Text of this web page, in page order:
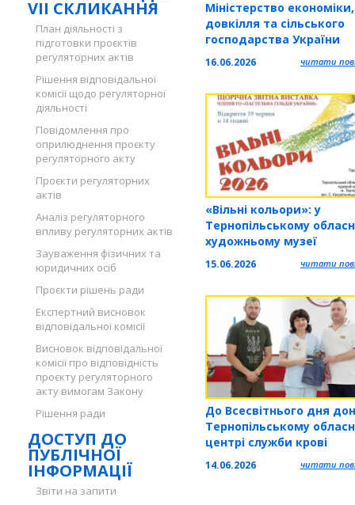
VII СКЛИКАННЯ
План діяльності з
підготовки проєктів
регуляторних актів
Рішення відповідальної
комісії щодо регуляторної
діяльності
Повідомлення про
оприлюднення проєкту
регуляторного акту
Проєкти регуляторних
актів
Аналіз регуляторного
впливу регуляторних актів
Зауваження фізичних та
юридичних осіб
Проєкти рішень ради
Експертний висновок
відповідальної комісії
Висновок відповідальної
комісії про відповідність
проєкту регуляторного
акту вимогам Закону
Рішення ради
ДОСТУП ДО
ПУБЛІЧНОЇ
ІНФОРМАЦІЇ
Звіти на запити
Міністерство економіки,
довкілля та сільського
господарства України
запрошує на онлайн-
щодо практичних
16.06.2026 читати
«Вільні кольори»: у
Тернопільському
художньому музеї
15.06.2026 читати
До Всесвітнього дня
Тернопільському
центрі служби крові
відзначили працівників
14.06.2026 читати